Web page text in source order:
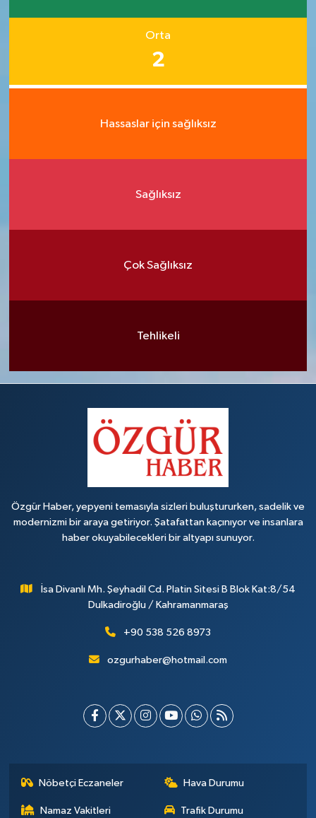
Orta
2
Hassaslar için sağlıksız
Sağlıksız
Çok Sağlıksız
Tehlikeli
Özgür Haber, yepyeni temasıyla sizleri buluştururken, sadelik ve
modernizmi bir araya getiriyor. Şatafattan kaçınıyor ve insanlara
haber okuyabilecekleri bir altyapı sunuyor.
İsa Divanlı Mh. Şeyhadil Cd. Platin Sitesi B Blok Kat:8/54
Dulkadiroğlu / Kahramanmaraş
+90 538 526 8973
ozgurhaber@hotmail.com
Nöbetçi Eczaneler Hava Durumu
Namaz Vakitleri Trafik Durumu